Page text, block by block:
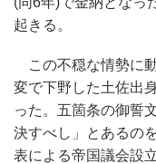
起きる。
この不穏な情勢に
変で下野した土佐出
った。五箇条の御誓
決すべし」とあるの
表による帝国議会設